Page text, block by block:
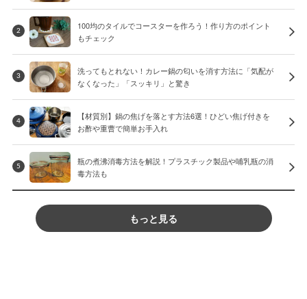
2
100均のタイルでコースターを作ろう！作り方のポイント
もチェック
3
洗ってもとれない！カレー鍋の匂いを消す方法に「気配が
なくなった」「スッキリ」と驚き
4
【材質別】鍋の焦げを落とす方法6選！ひどい焦げ付きを
お酢や重曹で簡単お手入れ
5
瓶の煮沸消毒方法を解説！プラスチック製品や哺乳瓶の消
毒方法も
もっと見る